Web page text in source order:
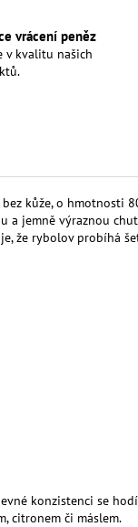
vrácení peněz
v kvalitu našich
bez kůže, o hmotnosti
jemně výraznou
že rybolov probíhá
konzistenci se
citronem či máslem.